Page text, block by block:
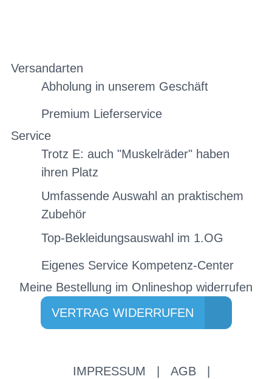
Versandarten
Abholung in unserem Geschäft
Premium Lieferservice
Service
Trotz E: auch "Muskelräder" haben
ihren Platz
Umfassende Auswahl an praktischem
Zubehör
Top-Bekleidungsauswahl im 1.OG
Eigenes Service Kompetenz-Center
Meine Bestellung im Onlineshop widerrufen
VERTRAG WIDERRUFEN
IMPRESSUM AGB